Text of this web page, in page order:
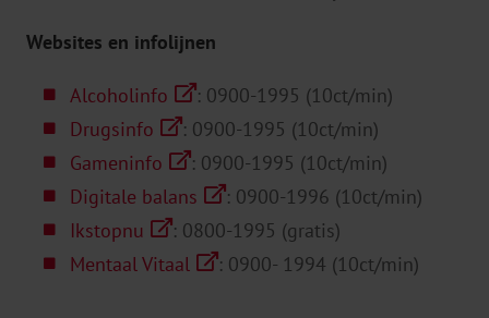
Websites en infolijnen
Alcoholinfo
: 0900-1995 (10ct/min)
Drugsinfo
: 0900-1995 (10ct/min)
Gameninfo
: 0900-1995 (10ct/min)
Digitale balans
: 0900-1996 (10ct/min)
Ikstopnu
: 0800-1995 (gratis)
Mentaal Vitaal
: 0900- 1994 (10ct/min)